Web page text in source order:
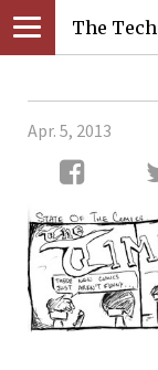
The Tech
Apr. 5, 2013